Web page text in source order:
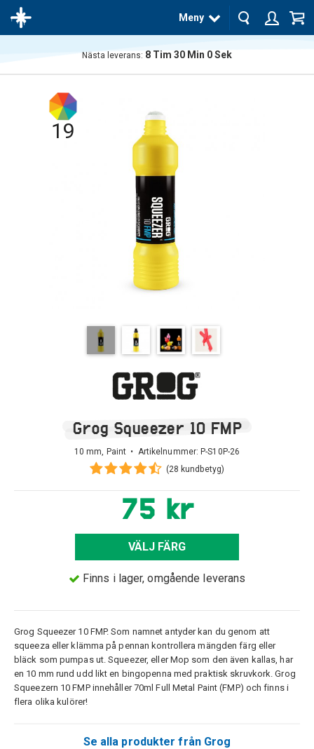
Meny
Nästa leverans: 8Tim 29Min 59Sek
19
Grog Squeezer 10 FMP
10 mm, Paint • Artikelnummer: P-S10P-26
(28 kundbetyg)
75 kr
VÄLJ FÄRG
Finns i lager, omgående leverans
Grog Squeezer 10 FMP. Som namnet antyder kan du genom att
squeeza eller klämma på pennan kontrollera mängden färg eller
bläck som pumpas ut. Squeezer, eller Mop som den även kallas, har
en 10 mm rund udd likt en bingopenna med praktisk skruvkork. Grog
Squeezern 10 FMP innehåller 70ml Full Metal Paint (FMP) och finns i
flera olika kulörer!
Se alla produkter från Grog